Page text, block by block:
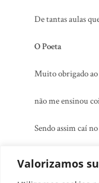
Valorizamos
De tantas aulas
O Poeta
Muito obrigado ao
não me ensinou
Sendo assim caí no